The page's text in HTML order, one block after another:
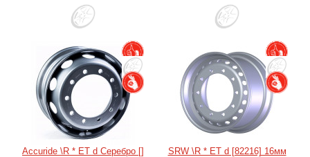
Accuride \R * ET d Серебро []
SRW \R * ET d [82216] 16мм